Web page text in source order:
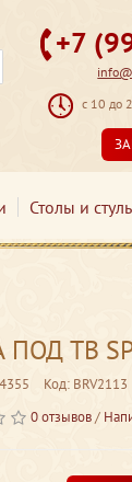
+7
с 10 до
Столы и
ТВ
Код: BRV2113
0 отзывов/